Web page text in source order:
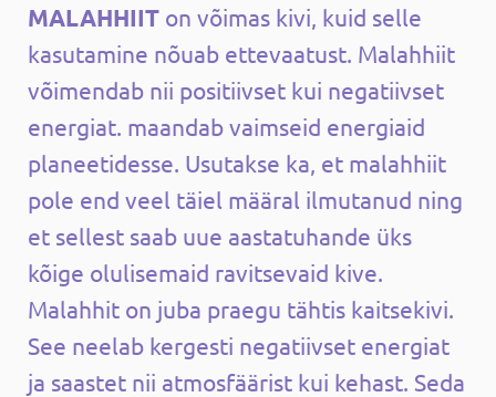
MALAHHIIT on võimas kivi, kuid selle
kasutamine nõuab ettevaatust. Malahhiit
võimendab nii positiivset kui negatiivset
energiat. maandab vaimseid energiaid
planeetidesse. Usutakse ka, et malahhiit
pole end veel täiel määral ilmutanud ning
et sellest saab uue aastatuhande üks
kõige olulisemaid ravitsevaid kive.
Malahhit on juba praegu tähtis kaitsekivi.
See neelab kergesti negatiivset energiat
ja saastet nii atmosfäärist kui kehast. Seda